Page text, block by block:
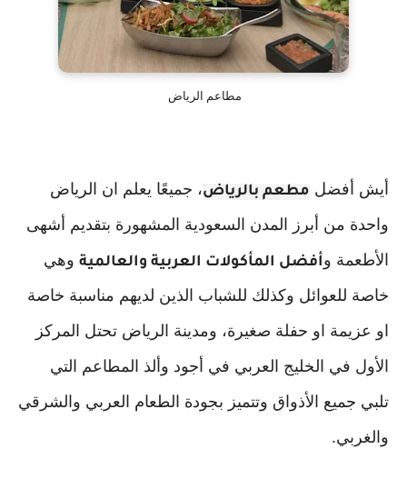
مطاعم الرياض
أيش أفضل مطعم بالرياض، جميعًا يعلم ان الرياض
واحدة من أبرز المدن السعودية المشهورة بتقديم أشهى
الأطعمة وأفضل المأكولات العربية والعالمية وهي
خاصة للعوائل وكذلك للشباب الذين لديهم مناسبة خاصة
او عزيمة او حفلة صغيرة، ومدينة الرياض تحتل المركز
الأول في الخليج العربي في أجود وألذ المطاعم التي
تلبي جميع الأذواق وتتميز بجودة الطعام العربي والشرقي
والغربي.